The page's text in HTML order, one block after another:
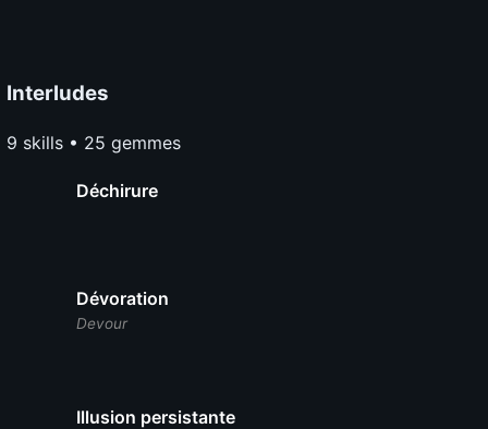
Interludes
9 skills • 25 gemmes
Déchirure
Dévoration
Devour
Illusion persistante